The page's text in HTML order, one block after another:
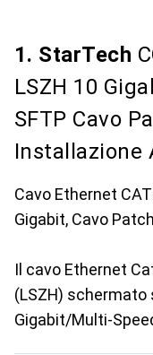
1. StarTech
LSZH 10
SFTP Cavo
Installazione
Cavo Ethernet
Gigabit, Cavo
Il cavo Ethernet
(LSZH)
Gigabit/Multi-